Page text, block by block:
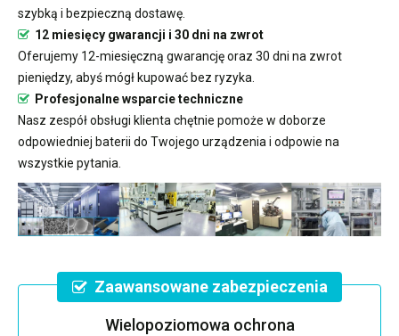
szybką i bezpieczną dostawę.
12 miesięcy gwarancji i 30 dni na zwrot
Oferujemy 12-miesięczną gwarancję oraz 30 dni na zwrot
pieniędzy, abyś mógł kupować bez ryzyka.
Profesjonalne wsparcie techniczne
Nasz zespół obsługi klienta chętnie pomoże w doborze
odpowiedniej baterii do Twojego urządzenia i odpowie na
wszystkie pytania.
Zaawansowane zabezpieczenia
Wielopoziomowa ochrona